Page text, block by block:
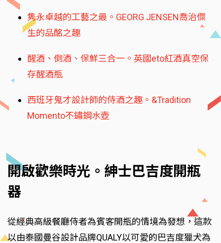
隽永卓越的工藝之最。GEORG JENSEN喬治傑
生的品酩之趣
醒酒、倒酒、保鮮三合一。英國eto紅酒真空保
存醒酒瓶
西班牙鬼才設計師的侍酒之趣。&Tradition
Momento不鏽鋼水壺
開啟歡樂時光。紳士巴吉度開瓶
器
從經典高級餐廳侍者為賓客開瓶的情境為發想，這款
以由泰國曼谷設計品牌QUALY以可愛的巴吉度獵犬為